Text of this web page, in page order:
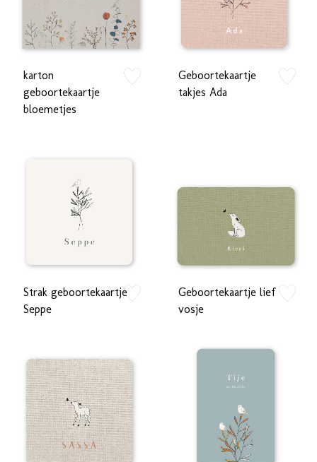
karton
geboortekaartje
bloemetjes
zet op verlanglijstje
Geboortekaartje
takjes Ada
Strak geboortekaartje
Seppe
Geboortekaartje lief
vosje